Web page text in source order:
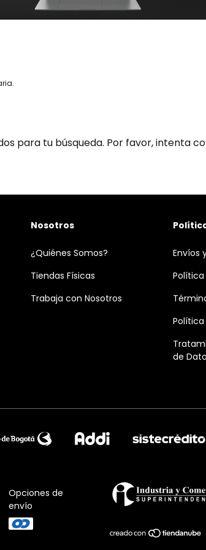
para tu búsqueda. Por favor, intenta
Nosotros
¿Quiénes Somos?
Tiendas Físicas
Trabaja con Nosotros
Envíos
Política
de
Opciones de
envío